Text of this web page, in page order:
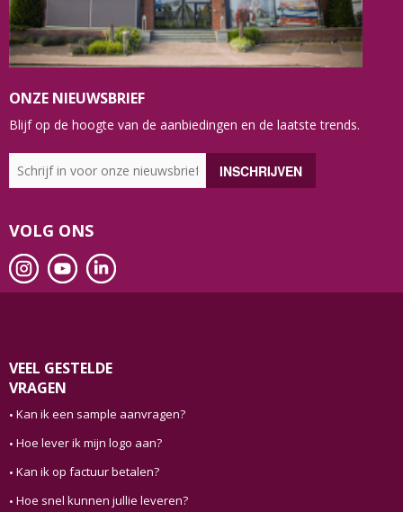
ONZE NIEUWSBRIEF
Blijf op de hoogte van de aanbiedingen en de laatste trends.
VOLG ONS
VEEL GESTELDE
VRAGEN
Kan ik een sample aanvragen?
Hoe lever ik mijn logo aan?
Kan ik op factuur betalen?
Hoe snel kunnen jullie leveren?